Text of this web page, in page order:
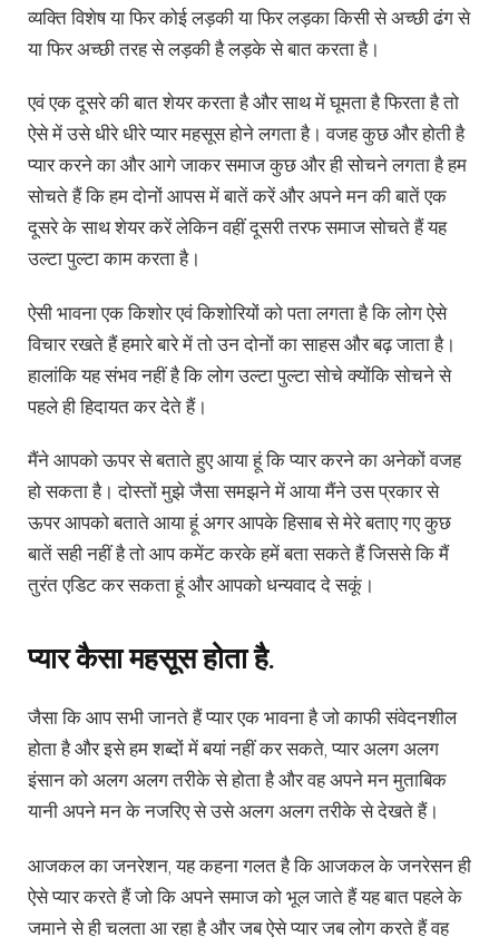
व्यक्ति विशेष या फिर कोई लड़की या फिर लड़का किसी से अच्छी ढंग से
या फिर अच्छी तरह से लड़की है लड़के से बात करता है।
एवं एक दूसरे की बात शेयर करता है और साथ में घूमता है फिरता है तो
ऐसे में उसे धीरे धीरे प्यार महसूस होने लगता है। वजह कुछ और होती है
प्यार करने का और आगे जाकर समाज कुछ और ही सोचने लगता है हम
सोचते हैं कि हम दोनों आपस में बातें करें और अपने मन की बातें एक
दूसरे के साथ शेयर करें लेकिन वहीं दूसरी तरफ समाज सोचते हैं यह
उल्टा पुल्टा काम करता है।
ऐसी भावना एक किशोर एवं किशोरियों को पता लगता है कि लोग ऐसे
विचार रखते हैं हमारे बारे में तो उन दोनों का साहस और बढ़ जाता है।
हालांकि यह संभव नहीं है कि लोग उल्टा पुल्टा सोचे क्योंकि सोचने से
पहले ही हिदायत कर देते हैं।
मैंने आपको ऊपर से बताते हुए आया हूं कि प्यार करने का अनेकों वजह
हो सकता है। दोस्तों मुझे जैसा समझने में आया मैंने उस प्रकार से
ऊपर आपको बताते आया हूं अगर आपके हिसाब से मेरे बताए गए कुछ
बातें सही नहीं है तो आप कमेंट करके हमें बता सकते हैं जिससे कि मैं
तुरंत एडिट कर सकता हूं और आपको धन्यवाद दे सकूं।
प्यार कैसा महसूस होता है.
जैसा कि आप सभी जानते हैं प्यार एक भावना है जो काफी संवेदनशील
होता है और इसे हम शब्दों में बयां नहीं कर सकते, प्यार अलग अलग
इंसान को अलग अलग तरीके से होता है और वह अपने मन मुताबिक
यानी अपने मन के नजरिए से उसे अलग अलग तरीके से देखते हैं।
आजकल का जनरेशन, यह कहना गलत है कि आजकल के जनरेसन ही
ऐसे प्यार करते हैं जो कि अपने समाज को भूल जाते हैं यह बात पहले के
जमाने से ही चलता आ रहा है और जब ऐसे प्यार जब लोग करते हैं वह